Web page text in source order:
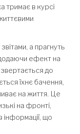
тримає в курсі
а прагнуть
ефект на
до
їхнє бачення,
на життя. Це
на фронті,
що